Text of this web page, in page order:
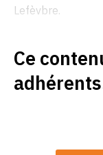
Lefèvbre.
Ce